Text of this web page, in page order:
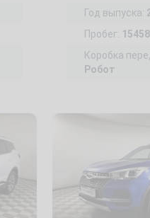
Год выпуска:
Пробег:
Коробка
Робот